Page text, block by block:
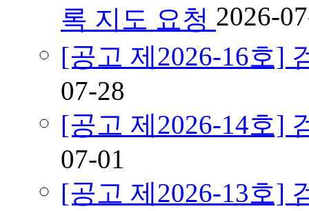
록 지도 요청 2026-
[공고 제2026-16호]
07-28
[공고 제2026-14호]
07-01
[공고 제2026-13호]